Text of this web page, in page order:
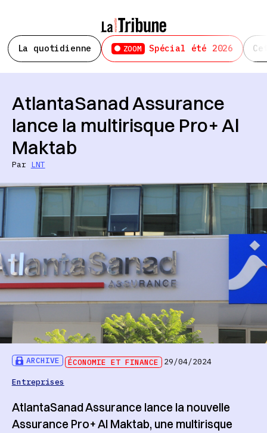
La quotidienne ZOOM Spécial été 2026
ARCHIVE ÉCONOMIE ET FINANCE
29/04/2024
Entreprises
AtlantaSanad Assurance
lance la multirisque Pro+ Al
Maktab
Par LNT
AtlantaSanad Assurance lance la nouvelle
Assurance Pro+ Al Maktab, une multirisque